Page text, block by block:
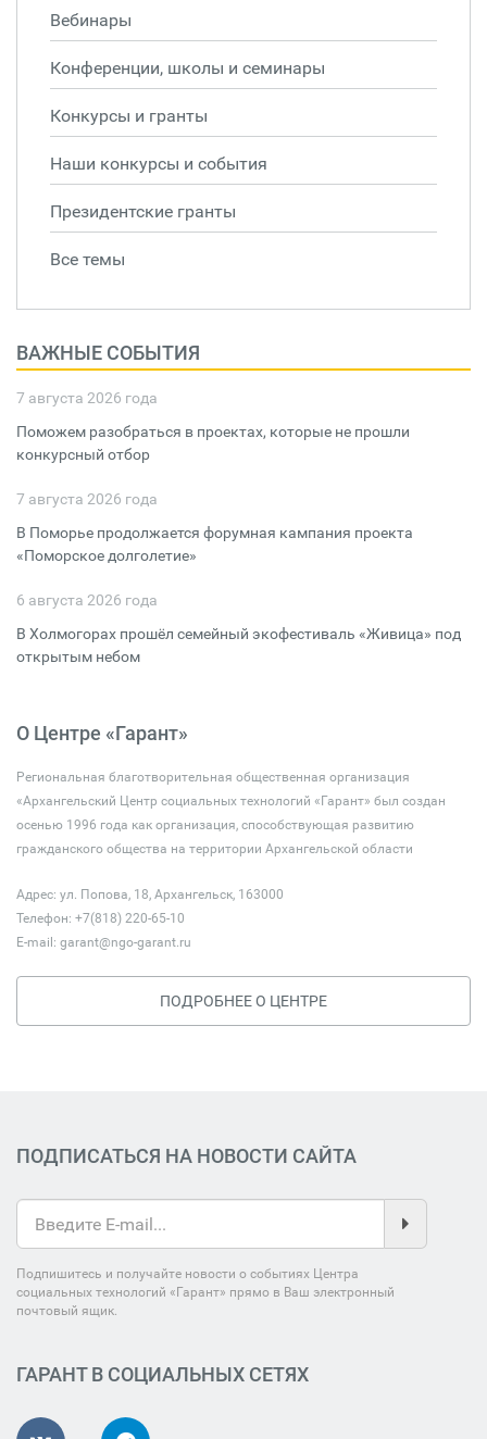
Вебинары
Конференции, школы и семинары
Конкурсы и гранты
Наши конкурсы и события
Президентские гранты
Все темы
ВАЖНЫЕ СОБЫТИЯ
7 августа 2026 года
Поможем разобраться в проектах, которые не прошли
конкурсный отбор
7 августа 2026 года
В Поморье продолжается форумная кампания проекта
«Поморское долголетие»
6 августа 2026 года
В Холмогорах прошёл семейный экофестиваль «Живица» под
открытым небом
О Центре «Гарант»
Региональная благотворительная общественная организация
«Архангельский Центр социальных технологий «Гарант» был создан
осенью 1996 года как организация, способствующая развитию
гражданского общества на территории Архангельской области
Адрес: ул. Попова, 18, Архангельск, 163000
Телефон: +7(818) 220-65-10
E-mail: garant@ngo-garant.ru
ПОДРОБНЕЕ О ЦЕНТРЕ
ПОДПИСАТЬСЯ НА НОВОСТИ САЙТА
Подпишитесь и получайте новости о событиях Центра
социальных технологий «Гарант» прямо в Ваш электронный
почтовый ящик.
ГАРАНТ В СОЦИАЛЬНЫХ СЕТЯХ